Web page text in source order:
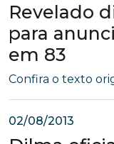
Revelado
para
em 83
Confira o texto
02/08/2013